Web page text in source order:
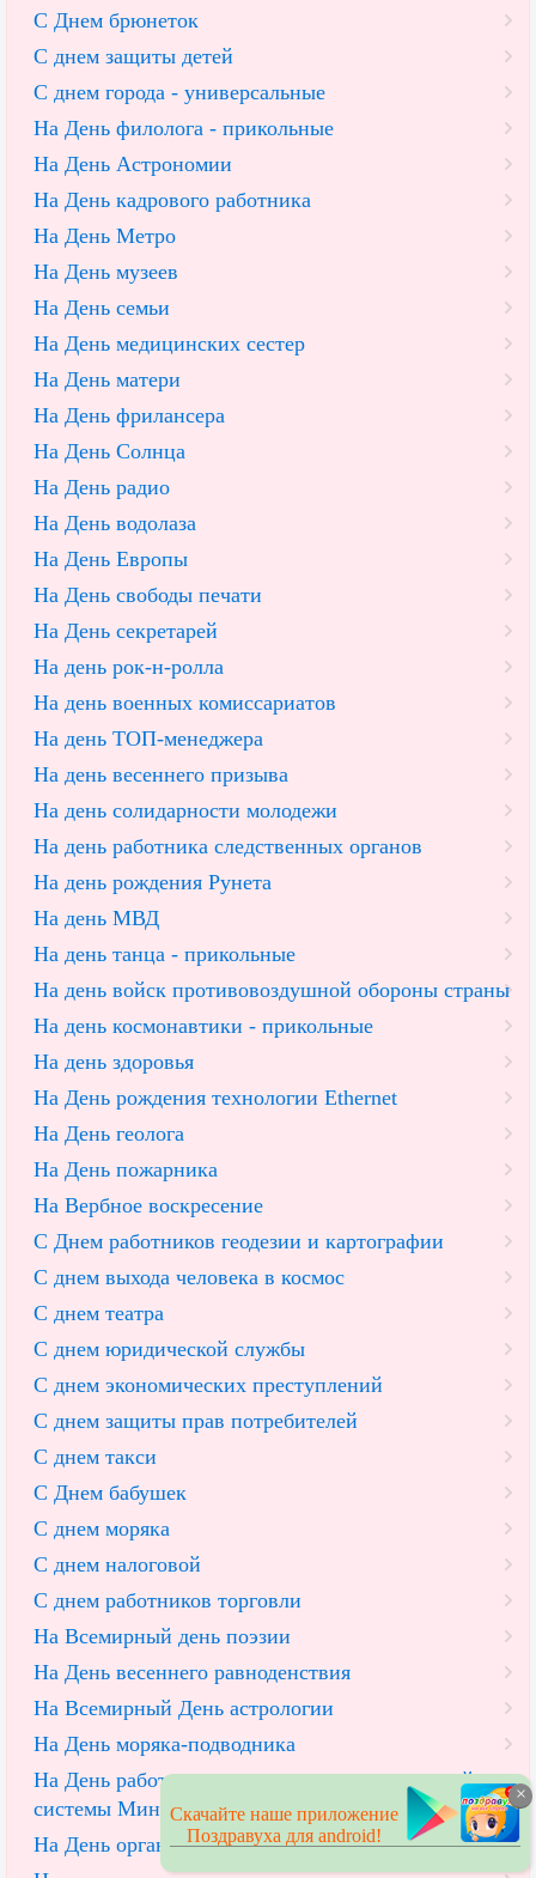
С Днем брюнеток
С днем защиты детей
С днем города - универсальные
На День филолога - прикольные
На День Астрономии
На День кадрового работника
На День Метро
На День музеев
На День семьи
На День медицинских сестер
На День матери
На День фрилансера
На День Солнца
На День радио
На День водолаза
На День Европы
На День свободы печати
На День секретарей
На день рок-н-ролла
На день военных комиссариатов
На день ТОП-менеджера
На день весеннего призыва
На день солидарности молодежи
На день работника следственных органов
На день рождения Рунета
На день МВД
На день танца - прикольные
На день войск противовоздушной обороны страны
На день космонавтики - прикольные
На день здоровья
На День рождения технологии Ethernet
На День геолога
На День пожарника
На Вербное воскресение
С Днем работников геодезии и картографии
С днем выхода человека в космос
С днем театра
С днем юридической службы
С днем экономических преступлений
С днем защиты прав потребителей
С днем такси
С Днем бабушек
С днем моряка
С днем налоговой
С днем работников торговли
На Всемирный день поэзии
На День весеннего равноденствия
На Всемирный День астрологии
На День моряка-подводника
На День работников уголовно-исполнительной
системы Минюста РФ
На День органов наркоконтроля
×
Скачайте наше приложение
Поздравуха для android!